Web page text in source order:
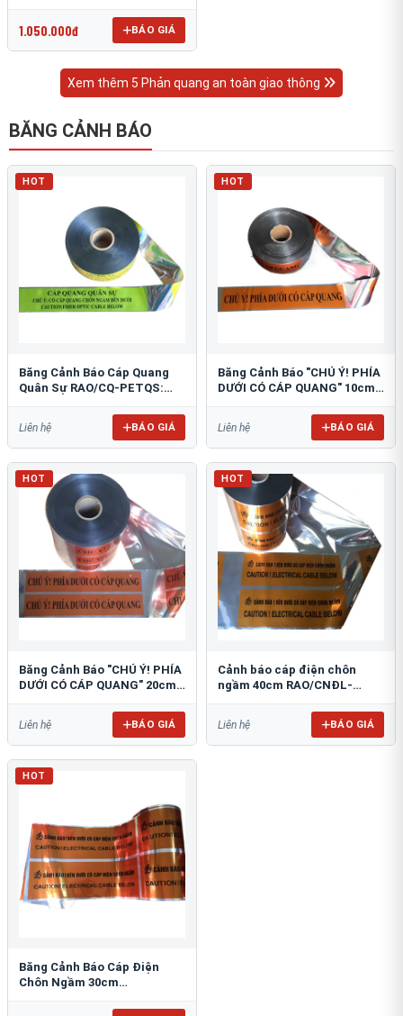
1.050.000đ BÁO GIÁ
Xem thêm 5 Phản quang an toàn giao thông
BĂNG CẢNH BÁO
HOT
Băng Cảnh Báo Cáp Quang
Quân Sự RAO/CQ-PETQS:
Liên hệ BÁO GIÁ
HOT
Băng Cảnh Báo "CHÚ Ý! PHÍA
DƯỚI CÓ CÁP QUANG" 10cm:
Liên hệ BÁO GIÁ
HOT
Băng Cảnh Báo "CHÚ Ý! PHÍA
DƯỚI CÓ CÁP QUANG" 20cm
Liên hệ BÁO GIÁ
HOT
Cảnh báo cáp điện chôn
ngầm 40cm RAO/CNĐL-
Liên hệ BÁO GIÁ
HOT
Băng Cảnh Báo Cáp Điện
Chôn Ngầm 30cm